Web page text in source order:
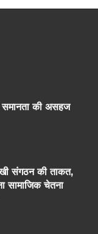
समानता की असहज
संगठन की ताकत,
सामाजिक चेतना